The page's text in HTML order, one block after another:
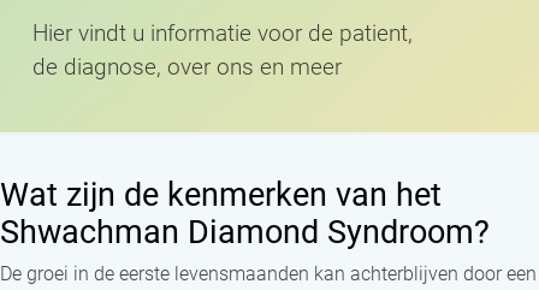
Hier vindt u informatie voor de patient,
de diagnose, over ons en meer
Wat zijn de kenmerken van het
Shwachman Diamond Syndroom?
De groei in de eerste levensmaanden kan achterblijven door een